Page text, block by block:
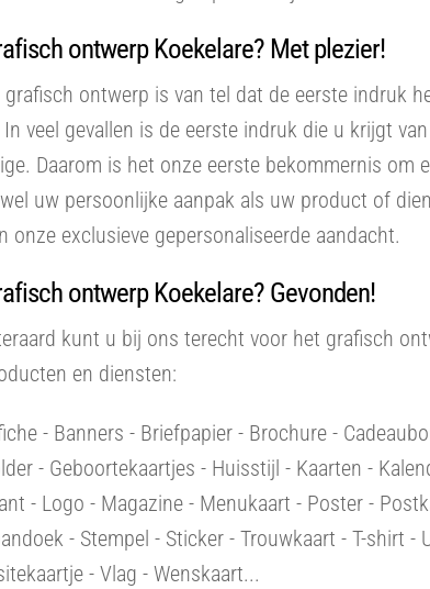
ontwerp Koekelare? Met plezier!
grafisch ontwerp is van tel dat de eerste indruk
In veel gevallen is de eerste indruk die u krijgt
Daarom is het onze eerste bekommernis om
uw persoonlijke aanpak als uw product of
onze exclusieve gepersonaliseerde aandacht.
ontwerp Koekelare? Gevonden!
kunt u bij ons terecht voor het grafisch
en diensten:
- Banners - Briefpapier - Brochure -
- Geboortekaartjes - Huisstijl - Kaarten -
- Logo - Magazine - Menukaart - Poster -
- Stempel - Sticker - Trouwkaart - T-shirt -
- Vlag - Wenskaart...